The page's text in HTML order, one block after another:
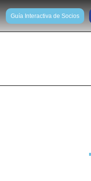
Guía Interactiva de Socios